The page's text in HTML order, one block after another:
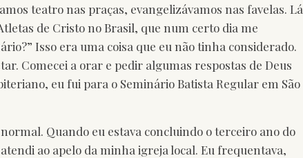
teatro nas praças, evangelizávamos nas favelas. Lá
de Cristo no Brasil, que num certo dia me
Isso era uma coisa que eu não tinha considerado.
Comecei a orar e pedir algumas respostas de Deus
eu fui para o Seminário Batista Regular em São
Quando eu estava concluindo o terceiro ano do
ao apelo da minha igreja local. Eu frequentava,